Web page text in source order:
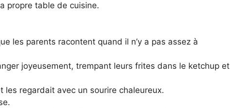
propre table de cuisine.
les parents racontent quand il n’y a pas assez à
joyeusement, trempant leurs frites dans le ketchup et
les regardait avec un sourire chaleureux.